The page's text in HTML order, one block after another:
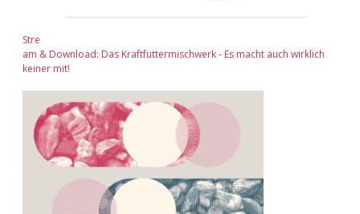
Stre
am & Download: Das Kraftfuttermischwerk - Es macht auch wirklich
keiner mit!